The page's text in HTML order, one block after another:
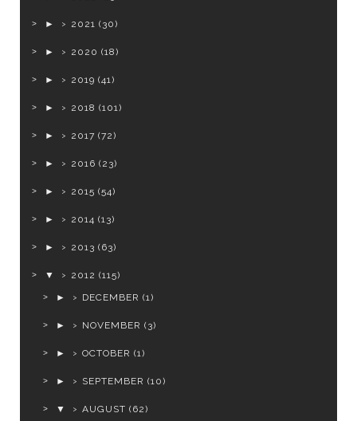
► 2021 (30)
► 2020 (18)
► 2019 (41)
► 2018 (101)
► 2017 (72)
► 2016 (23)
► 2015 (54)
► 2014 (13)
► 2013 (63)
▼ 2012 (115)
►
DECEMBER (1)
► NOVEMBER (3)
► OCTOBER (1)
► SEPTEMBER (10)
▼ AUGUST (62)